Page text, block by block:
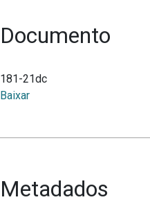
Documento
181-21dc
Baixar
Metadados